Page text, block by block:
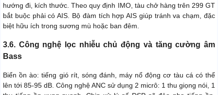
hướng đi, kích thước. Theo quy định IMO, tàu chở hàng trên 299 GT
bắt buộc phải có AIS. Bộ đàm tích hợp AIS giúp tránh va chạm, đặc
biệt hữu ích trong sương mù hoặc ban đêm.
3.6. Công nghệ lọc nhiễu chủ động và tăng cường âm
Bass
Biển ồn ào: tiếng gió rít, sóng đánh, máy nổ động cơ tàu cá có thể
lên tới 85-95 dB. Công nghệ ANC sử dụng 2 micrô: 1 thu giọng nói, 1